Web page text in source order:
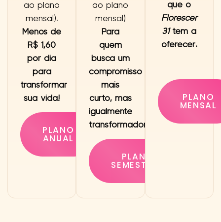
ao plano
mensal).
Menos de
R$ 1,60
por dia
para
transformar
sua vida!
PLANO
ANUAL
ao plano
mensal)
Para
quem
busca um
compromisso
mais
curto, mas
igualmente
transformador
PLANO
SEMESTRAL
que o
Florescer
31tem a
oferecer.
PLANO
MENSAL